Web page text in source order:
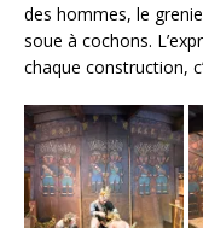
des hommes, le
soue à cochons.
chaque construction,